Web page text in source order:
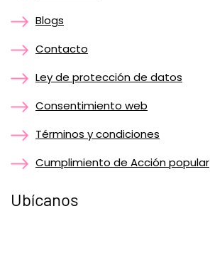
Blogs
Contacto
Ley de protección de datos
Consentimiento web
Términos y condiciones
Cumplimiento de Acción popular
Ubícanos